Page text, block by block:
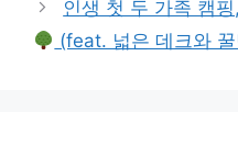
인생 첫 두 가족 캠
(feat. 넓은 데크와